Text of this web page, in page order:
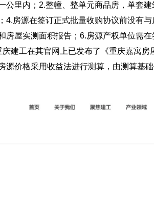
里内；2.整幢、整单元商品房，单套
房源在签订正式批量收购协议前没有
房屋实测面积报告；6.房源产权单位需
建工在其官网上已发布了《重庆嘉寓
价格采用收益法进行测算，由测算基